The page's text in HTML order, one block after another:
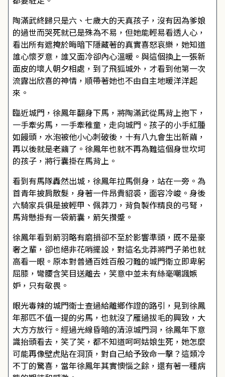
陶滿武終歸只是六、七歲大的天真孩子，沒有因為爹娘
的過世而哭死就已是殊為不易，但她能輕易看透人心，
看出所有遮掩於晦暗下隱藏著的真實喜怒哀樂，她知道
誰心懷歹意，誰又面冷卻內心溫暖。與這個換上一張新
面皮的壞人朝夕相處，到了飛狐城外，才看到他第一次
流露出欣喜的神情，順帶著她也不由自主地暖洋洋起
來。
臨近城門，徐鳳年翻身下馬，將陶滿武從馬背上抱下，
一手牽劣馬，一手牽稚童，走向城門。孩子的小手紅腫
如饅頭，水泡被他小心刺破後，十有八九會生出新繭，
再以後就是老繭了。徐鳳年也就不再為難這個身世坎坷
的孩子，將行囊掛在馬背上。
看到有馬隊轟然出城，徐鳳年拉馬側身，站在一旁。為
首青年披肩散髮，身著一件昂貴貂裘，面容冷峻。身後
六騎家兵俱是披輕甲、佩莽刀，背負製作精良的弓弩，
馬背懸掛有一袋箭囊，箭矢攢蹙。
徐鳳年看到箭羽略有磨損卻不至於影響準頭，既不是豪
奢之輩，卻也絕非花哨擺設，對這名北莽將門子弟也就
高看一眼。原本對普通百姓百般刁難的城門衛立即卑躬
屈膝，彎腰含笑目送離去，笑意中並未有絲毫嘲諷嫉
妒，只有敬畏。
眼光毒辣的城門衛士查過給離鄉作證的路引，見到徐鳳
年那匹不值一提的劣馬，也就沒了雁過拔毛的興致，大
大方方放行。經過光線昏暗的清涼城門洞，徐鳳年下意
識抬頭看去，笑了笑，都不知道呵呵姑娘生死，她怎麼
可能再像壁虎貼在洞頂，對自己給予致命一擊？這類冷
不丁的驚喜，當年徐鳳年其實懊惱之餘，還有著一種病